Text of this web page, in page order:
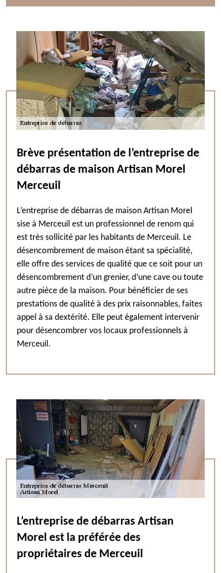
Brève présentation de l’entreprise de
débarras de maison Artisan Morel
Merceuil
L’entreprise de débarras de maison Artisan Morel
sise à Merceuil est un professionnel de renom qui
est très sollicité par les habitants de Merceuil. Le
désencombrement de maison étant sa spécialité,
elle offre des services de qualité que ce soit pour un
désencombrement d’un grenier, d’une cave ou toute
autre pièce de la maison. Pour bénéficier de ses
prestations de qualité à des prix raisonnables, faites
appel à sa dextérité. Elle peut également intervenir
pour désencombrer vos locaux professionnels à
Merceuil.
L’entreprise de débarras Artisan
Morel est la préférée des
propriétaires de Merceuil